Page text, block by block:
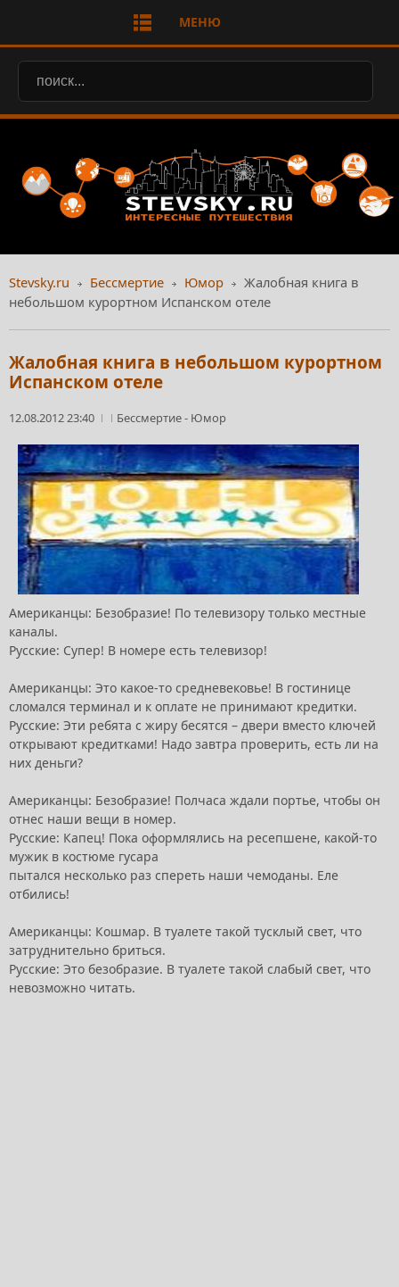
МЕНЮ
Stevsky.ru Бессмертие Юмор
Жалобная книга в
небольшом курортном Испанском отеле
Жалобная книга в небольшом курортном
Испанском отеле
12.08.2012 23:40 Бессмертие- Юмор
Американцы: Безобразие! По телевизору только местные
каналы.
Русские: Супер! В номере есть телевизор!
Американцы: Это какое-то средневековье! В гостинице
сломался терминал и к оплате не принимают кредитки.
Русские: Эти ребята с жиру бесятся – двери вместо ключей
открывают кредитками! Надо завтра проверить, есть ли на
них деньги?
Американцы: Безобразие! Полчаса ждали портье, чтобы он
отнес наши вещи в номер.
Русские: Капец! Пока оформлялись на ресепшене, какой-то
мужик в костюме гусара
пытался несколько раз спереть наши чемоданы. Еле
отбились!
Американцы: Кошмар. В туалете такой тусклый свет, что
затруднительно бриться.
Русские: Это безобразие. В туалете такой слабый свет, что
невозможно читать.